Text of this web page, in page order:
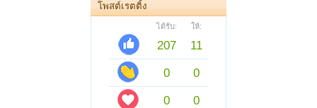
โพสต์เรตติ้ง
ได้รับ: ให้:
207
11
0
0
0
0